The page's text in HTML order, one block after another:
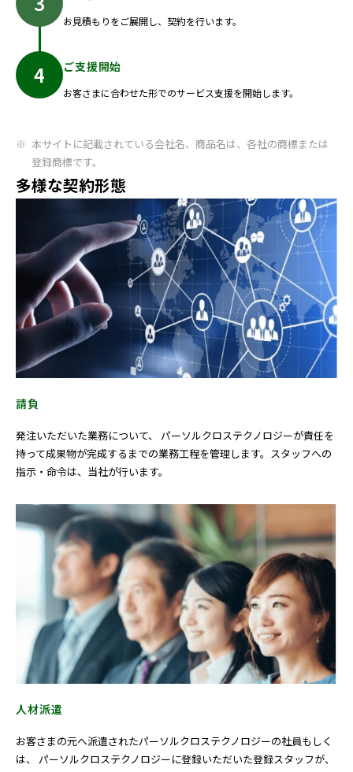
お見積もりをご展開し、契約を行います。
ご支援開始
お客さまに合わせた形でのサービス支援を開始します。
本サイトに記載されている会社名、商品名は、各社の商標または
登録商標です。
多様な契約形態
請負
発注いただいた業務について、 パーソルクロステクノロジーが責任を
持って成果物が完成するまでの業務工程を管理します。スタッフへの
指示・命令は、当社が行います。
人材派遣
お客さまの元へ派遣されたパーソルクロステクノロジーの社員もしく
は、 パーソルクロステクノロジーに登録いただいた登録スタッフが、